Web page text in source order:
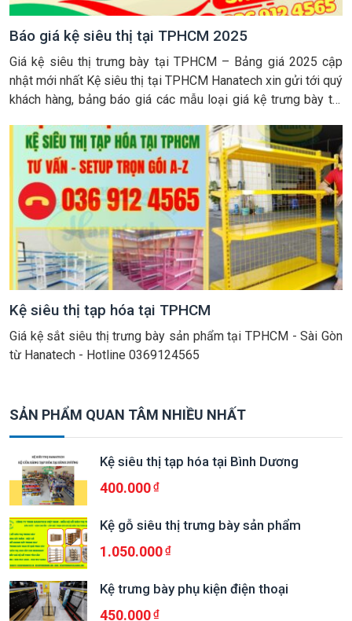
Báo giá kệ siêu thị tại TPHCM 2025
Giá kệ siêu thị trưng bày tại TPHCM – Bảng giá 2025 cập
nhật mới nhất Kệ siêu thị tại TPHCM Hanatech xin gửi tới quý
khách hàng, bảng báo giá các mẫu loại giá kệ trưng bày tại
phân phối và […]
Kệ siêu thị tạp hóa tại TPHCM
Giá kệ sắt siêu thị trưng bày sản phẩm tại TPHCM - Sài Gòn
từ Hanatech - Hotline 0369124565
SẢN PHẨM QUAN TÂM NHIỀU NHẤT
Kệ siêu thị tạp hóa tại Bình Dương
400.000
Kệ gỗ siêu thị trưng bày sản phẩm
1.050.000
Kệ trưng bày phụ kiện điện thoại
450.000